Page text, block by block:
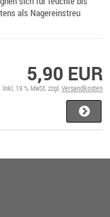
als Nagereinstreu
5,90 EUR
inkl. 19 % MwSt. zzgl. Versandkosten